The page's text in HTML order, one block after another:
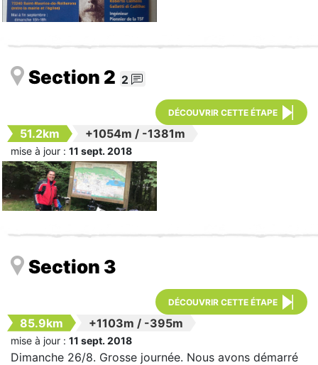
Section 2 2
DÉCOUVRIR CETTE ÉTAPE
51.2km +1054m / -1381m
mise à jour : 11 sept. 2018
Section 3
DÉCOUVRIR CETTE ÉTAPE
85.9km +1103m / -395m
mise à jour : 11 sept. 2018
Dimanche 26/8. Grosse journée. Nous avons démarré